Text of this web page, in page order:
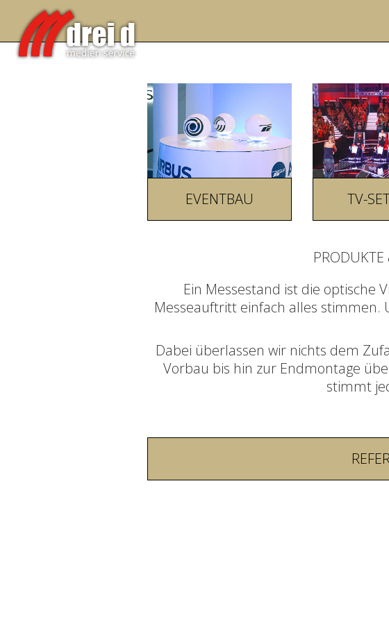
EVENTBAU TV-
Ein Messestand ist die optische
Messeauftritt einfach alles stimmen.
Dabei überlassen wir nichts dem
Vorbau bis hin zur Endmontage
stimmt